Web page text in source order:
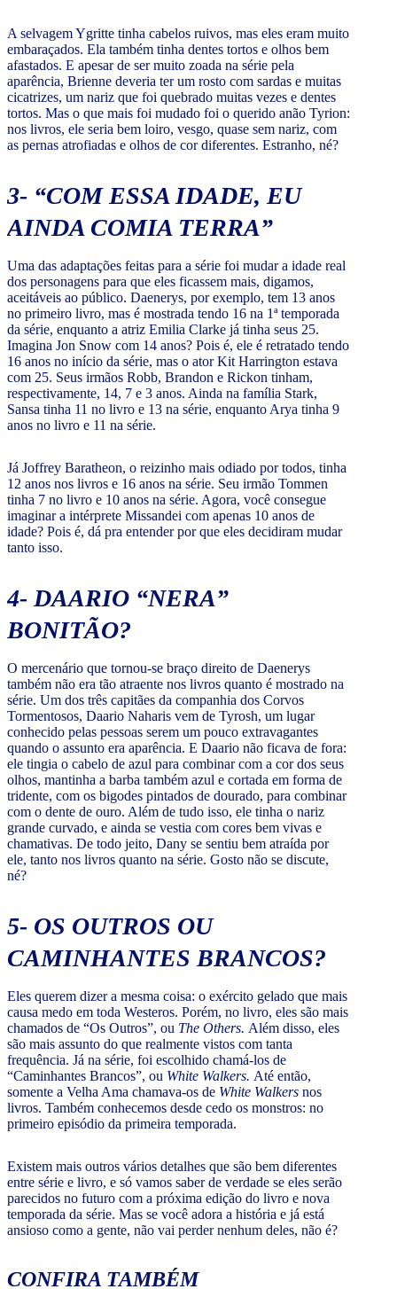
A selvagem Ygritte tinha cabelos ruivos, mas eles eram muito
embaraçados. Ela também tinha dentes tortos e olhos bem
afastados. E apesar de ser muito zoada na série pela
aparência, Brienne deveria ter um rosto com sardas e muitas
cicatrizes, um nariz que foi quebrado muitas vezes e dentes
tortos. Mas o que mais foi mudado foi o querido anão Tyrion:
nos livros, ele seria bem loiro, vesgo, quase sem nariz, com
as pernas atrofiadas e olhos de cor diferentes. Estranho, né?
3- “COM ESSA IDADE, EU
AINDA COMIA TERRA”
Uma das adaptações feitas para a série foi mudar a idade real
dos personagens para que eles ficassem mais, digamos,
aceitáveis ao público. Daenerys, por exemplo, tem 13 anos
no primeiro livro, mas é mostrada tendo 16 na 1ª temporada
da série, enquanto a atriz Emilia Clarke já tinha seus 25.
Imagina Jon Snow com 14 anos? Pois é, ele é retratado tendo
16 anos no início da série, mas o ator Kit Harrington estava
com 25. Seus irmãos Robb, Brandon e Rickon tinham,
respectivamente, 14, 7 e 3 anos. Ainda na família Stark,
Sansa tinha 11 no livro e 13 na série, enquanto Arya tinha 9
anos no livro e 11 na série.
Já Joffrey Baratheon, o reizinho mais odiado por todos, tinha
12 anos nos livros e 16 anos na série. Seu irmão Tommen
tinha 7 no livro e 10 anos na série. Agora, você consegue
imaginar a intérprete Missandei com apenas 10 anos de
idade? Pois é, dá pra entender por que eles decidiram mudar
tanto isso.
4- DAARIO “NERA”
BONITÃO?
O mercenário que tornou-se braço direito de Daenerys
também não era tão atraente nos livros quanto é mostrado na
série. Um dos três capitães da companhia dos Corvos
Tormentosos, Daario Naharis vem de Tyrosh, um lugar
conhecido pelas pessoas serem um pouco extravagantes
quando o assunto era aparência. E Daario não ficava de fora:
ele tingia o cabelo de azul para combinar com a cor dos seus
olhos, mantinha a barba também azul e cortada em forma de
tridente, com os bigodes pintados de dourado, para combinar
com o dente de ouro. Além de tudo isso, ele tinha o nariz
grande curvado, e ainda se vestia com cores bem vivas e
chamativas. De todo jeito, Dany se sentiu bem atraída por
ele, tanto nos livros quanto na série. Gosto não se discute,
né?
5- OS OUTROS OU
CAMINHANTES BRANCOS?
Eles querem dizer a mesma coisa: o exército gelado que mais
causa medo em toda Westeros. Porém, no livro, eles são mais
chamados de “Os Outros”, ou The Others. Além disso, eles
são mais assunto do que realmente vistos com tanta
frequência. Já na série, foi escolhido chamá-los de
“Caminhantes Brancos”, ou White Walkers. Até então,
somente a Velha Ama chamava-os de White Walkers nos
livros. Também conhecemos desde cedo os monstros: no
primeiro episódio da primeira temporada.
Existem mais outros vários detalhes que são bem diferentes
entre série e livro, e só vamos saber de verdade se eles serão
parecidos no futuro com a próxima edição do livro e nova
temporada da série. Mas se você adora a história e já está
ansioso como a gente, não vai perder nenhum deles, não é?
CONFIRA TAMBÉM